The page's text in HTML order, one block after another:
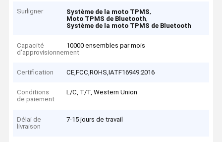
Surligner Système de la moto TPMS,
Moto TPMS de Bluetooth,
Système de la moto TPMS de Bluetooth
Capacité
d'approvisionnement
10000 ensembles par mois
Certification CE,FCC,ROHS,IATF16949:2016
Conditions
de paiement
L/C, T/T, Western Union
Délai de
livraison
7-15 jours de travail